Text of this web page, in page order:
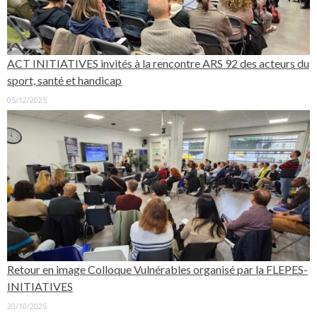
ACT INITIATIVES invités à la rencontre ARS 92 des acteurs du
sport, santé et handicap
05/12/2025
Retour en image Colloque Vulnérables organisé par la FLEPES-
INITIATIVES
20/10/2025